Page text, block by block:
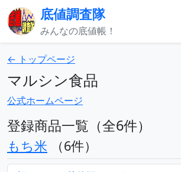
底値調査隊
みんなの底値帳！
← トップページ
マルシン食品
公式ホームページ
登録商品一覧（全6件）
もち米 （6件）